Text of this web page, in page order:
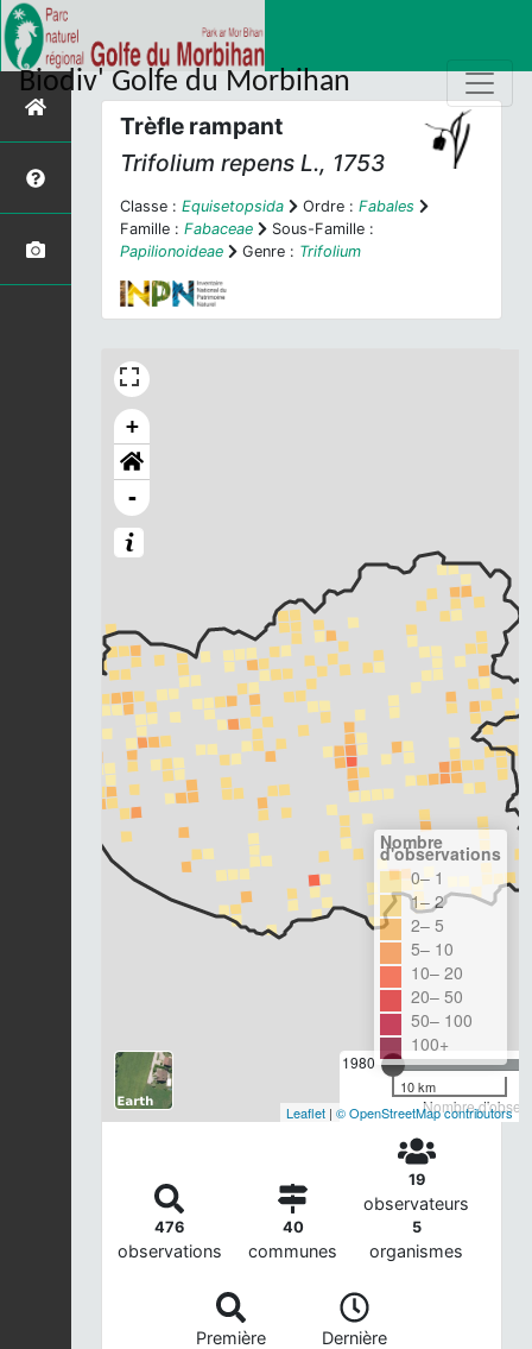
Biodiv' Golfe du Morbihan
Trèfle rampant
Trifolium repens L., 1753
Classe : Equisetopsida Ordre : Fabales
Famille : Fabaceae
Sous-Famille :
Papilionoideae
Genre : Trifolium
+
-
1980
Nombre
Nombre
d'observations
0– 1
1– 2
2– 5
5– 10
10– 20
20– 50
50– 100
100+
10 km
Leaflet | © OpenStreetMap contributors
476
observations
40
communes
19
observateurs
5
organismes
Première
Dernière